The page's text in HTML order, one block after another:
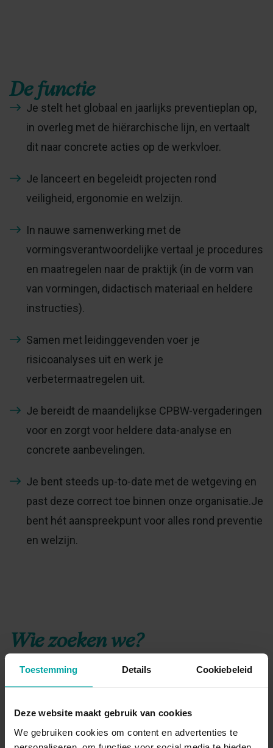
Toestemming Details Cookiebeleid
Deze website maakt gebruik van cookies
We gebruiken cookies om content en advertenties te
De functie
Je stelt het globaal en jaarlijks preventieplan op,
in overleg met de hiërarchische lijn, en vertaalt
dit naar concrete acties op de werkvloer.
Je lanceert en begeleidt projecten rond
veiligheid, ergonomie en welzijn.
In nauwe samenwerking met de
vormingsverantwoordelijke vertaal je procedures
en maatregelen naar de praktijk (in de vorm van
van vormingen, didactisch materiaal en heldere
instructies).
Samen met leidinggevenden voer je
risicoanalyses uit en werk je
verbetermaatregelen uit.
Je bereidt de maandelijkse CPBW-vergaderingen
voor en zorgt voor heldere data-analyse en
concrete aanbevelingen.
Je bent steeds up-to-date met de wetgeving en
past deze correct toe binnen onze organisatie.Je
bent hét aanspreekpunt voor alles rond preventie
en welzijn.
Wie zoeken we?
Je beschikt over het attest Preventieadviseur
niveau 2 en hebt reeds ervaring in dergelijke rol.
Je bent zichtbaar, aanspreekbaar en